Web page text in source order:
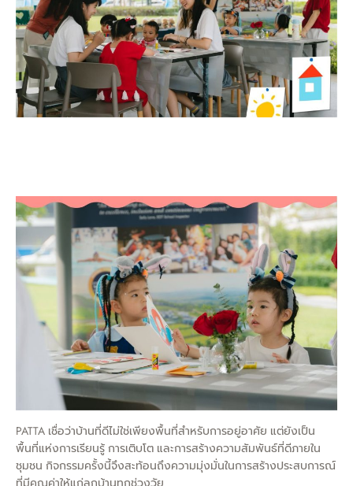
PATTA เชื่อว่าบ้านที่ดีไม่ใช่เพียงพื้นที่สำหรับการอยู่อาศัย แต่ยังเป็น
พื้นที่แห่งการเรียนรู้ การเติบโต และการสร้างความสัมพันธ์ที่ดีภายใน
ชุมชน กิจกรรมครั้งนี้จึงสะท้อนถึงความมุ่งมั่นในการสร้างประสบการณ์
ที่มีคุณค่าให้แก่ลูกบ้านทุกช่วงวัย